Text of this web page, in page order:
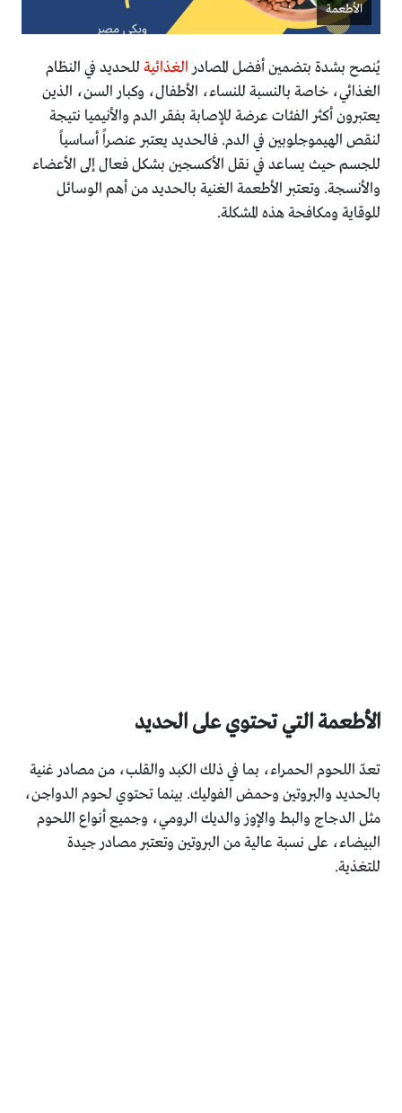
الأطعمة
يُنصح بشدة بتضمين أفضل المصادر الغذائيةللحديد في النظام
الغذائي، خاصة بالنسبة للنساء، الأطفال، وكبار السن، الذين
يعتبرون أكثر الفئات عرضة للإصابة بفقر الدم والأنيميا نتيجة
لنقص الهيموجلوبين في الدم. فالحديد يعتبر عنصراً أساسياً
للجسم حيث يساعد في نقل الأكسجين بشكل فعال إلى الأعضاء
والأنسجة. وتعتبر الأطعمة الغنية بالحديد من أهم الوسائل
للوقاية ومكافحة هذه المشكلة.
الأطعمة التي تحتوي على الحديد
تعدّ اللحوم الحمراء، بما في ذلك الكبد والقلب، من مصادر غنية
بالحديد والبروتين وحمض الفوليك. بينما تحتوي لحوم الدواجن،
مثل الدجاج والبط والإوز والديك الرومي، وجميع أنواع اللحوم
البيضاء، على نسبة عالية من البروتين وتعتبر مصادر جيدة
للتغذية.